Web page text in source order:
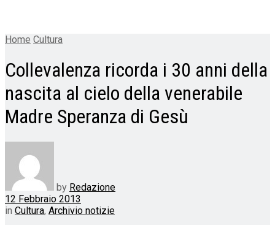
Home Cultura
Collevalenza ricorda i 30 anni della
nascita al cielo della venerabile
Madre Speranza di Gesù
by Redazione
12 Febbraio 2013
in Cultura, Archivio notizie